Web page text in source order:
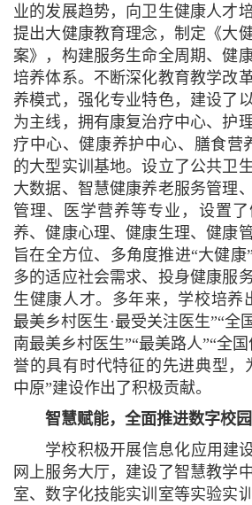
业的发展趋势，向卫生健康人才
提出大健康教育理念，制定《大
案》，构建服务生命全周期、健
培养体系。不断深化教育教学改
养模式，强化专业特色，建设了
为主线，拥有康复治疗中心、护
疗中心、健康养护中心、膳食营
的大型实训基地。设立了公共卫
大数据、智慧健康养老服务管理
管理、医学营养等专业，设置
养、健康心理、健康生理、健康
旨在全方位、多角度推进“大健康
多的适应社会需求、投身健康服
生健康人才。多年来，学校培养
最美乡村医生·最受关注医生”“全
南最美乡村医生”“最美路人”“全
誉的具有时代特征的先进典型，
中原”建设作出了积极贡献。
智慧赋能，全面推进数字校
学校积极开展信息化应用建
网上服务大厅，建设了智慧教学
室、数字化技能实训室等实验实